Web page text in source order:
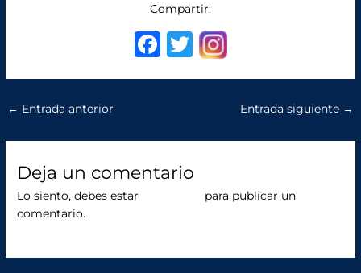
Compartir:
F
b
o
T
r
← Entrada anterior Entrada siguiente →
Deja un comentario
Lo siento, debes estar
para publicar un
comentario.